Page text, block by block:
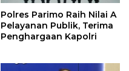
Polres Parimo Raih Nilai A
Pelayanan Publik, Terima
Penghargaan Kapolri